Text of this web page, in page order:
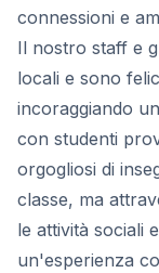
connessioni e
Il nostro staff e
locali e sono
incoraggiando
con studenti
orgogliosi di
classe, ma
le attività sociali
un'esperienza